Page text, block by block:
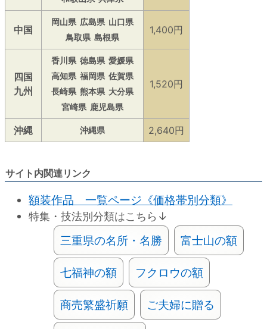
中国
岡山県 広島県 山口県
鳥取県 島根県
1,400円
四国
九州
香川県 徳島県 愛媛県
高知県 福岡県 佐賀県
長崎県 熊本県 大分県
宮崎県 鹿児島県
1,520円
沖縄 沖縄県 2,640円
サイト内関連リンク
額装作品 一覧ページ《価格帯別分類》
特集・技法別分類はこちら↓
三重県の名所・名勝 富士山の額
七福神の額 フクロウの額
商売繁盛祈願 ご夫婦に贈る